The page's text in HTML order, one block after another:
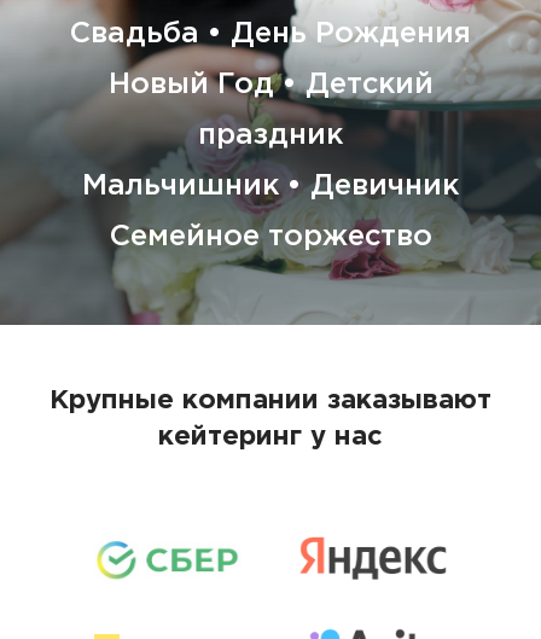
Свадьба • День Рождения
Новый Год • Детский
праздник
Мальчишник • Девичник
Семейное торжество
Крупные компании заказывают
кейтеринг у нас